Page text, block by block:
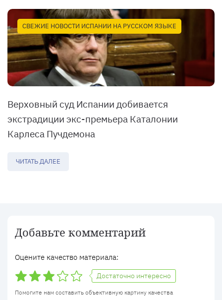
СВЕЖИЕ НОВОСТИ ИСПАНИИ НА РУССКОМ ЯЗЫКЕ
Верховный суд Испании добивается
экстрадиции экс-премьера Каталонии
Карлеса Пучдемона
ЧИТАТЬ ДАЛЕЕ
Добавьте комментарий
Оцените качество материала:
Достаточно интересно
Помогите нам составить объективную картину качества